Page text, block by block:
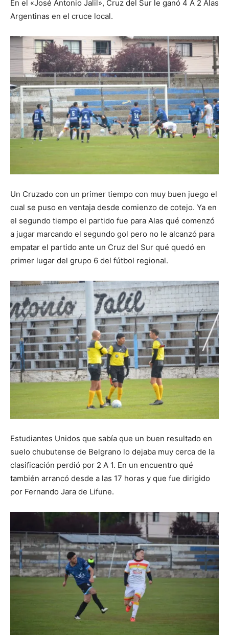
En el «José Antonio Jalil», Cruz del Sur le ganó 4 A 2 Alas
Argentinas en el cruce local.
Un Cruzado con un primer tiempo con muy buen juego el
cual se puso en ventaja desde comienzo de cotejo. Ya en
el segundo tiempo el partido fue para Alas qué comenzó
a jugar marcando el segundo gol pero no le alcanzó para
empatar el partido ante un Cruz del Sur qué quedó en
primer lugar del grupo 6 del fútbol regional.
Estudiantes Unidos que sabía que un buen resultado en
suelo chubutense de Belgrano lo dejaba muy cerca de la
clasificación perdió por 2 A 1. En un encuentro qué
también arrancó desde a las 17 horas y que fue dirigido
por Fernando Jara de Lifune.